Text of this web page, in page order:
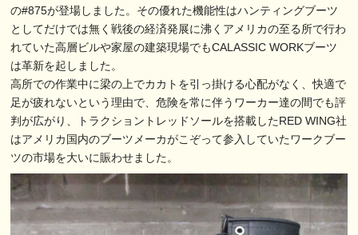
の#875が登場しました。その優れた機能性はハンティングブーツ
としてだけでは無く戦後の経済発展に沸くアメリカの至る所で行わ
れていた高層ビルや家屋の建築現場でもCALASSIC WORKブーツ
は革新を起しました。
高所での作業中に梁の上でカカトを引っ掛ける心配がなく、快適で
足が疲れないという理由で、危険を常に伴うワーカー達の間でも評
判が広がり、トラクショントレッドソールを搭載したRED WING社
はアメリカ国内のブーツメーカがこぞって参入していたワークブー
ツの市場を大いに賑わせました。